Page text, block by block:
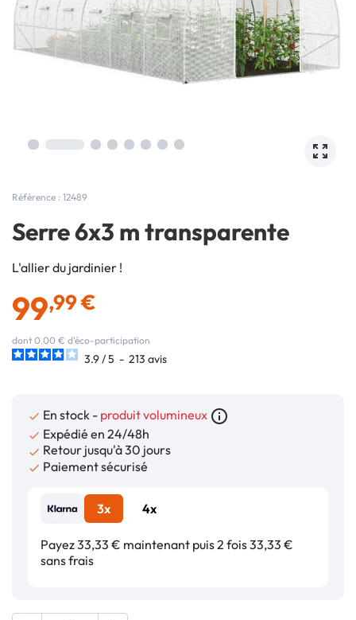
Référence : 12489
Serre 6x3 m transparente
L'allier du jardinier !
99,99 €
dont 0.00 € d'éco-participation
3.9/5 - 213 avis
 En stock - produit volumineux info_outline
 Expédié en 24/48h
 Retour jusqu'à 30 jours
 Paiement sécurisé
3x 4x
Payez 33,33 € maintenant puis 2 fois 33,33 €
sans frais